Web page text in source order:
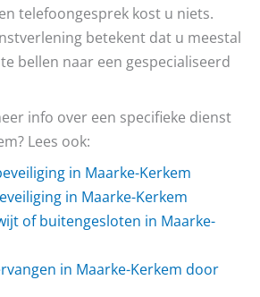
telefoongesprek kost u niets.
betekent dat u meestal
bellen naar een gespecialiseerd
info over een specifieke dienst
Lees ook:
in Maarke-Kerkem
in Maarke-Kerkem
of buitengesloten in Maarke-
in Maarke-Kerkem door